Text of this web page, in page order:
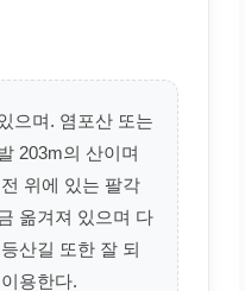
으며. 염포산 또는
203m의 산이며
위에 있는 팔각
옮겨져 있으며 다
산길 또한 잘 되
용한다.